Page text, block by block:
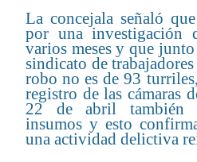
La concejala señaló
por una investigación
varios meses y que
sindicato de
robo no es de 93
registro de las cámaras
22 de abril también
insumos y esto
una actividad delictiva